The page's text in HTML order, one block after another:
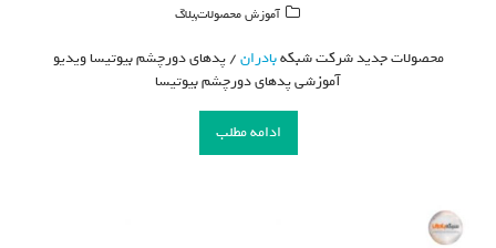
آموزش محصولات,بلاگ
محصولات جدید شرکت شبکهبادران/ پدهای دورچشم بیوتیسا ویدیو
آموزشی پدهای دورچشم بیوتیسا
ادامه مطلب